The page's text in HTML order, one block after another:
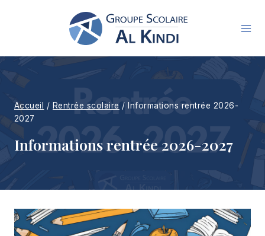
Accueil / Rentrée scolaire / Informations rentrée 2026-
2027
Informations rentrée 2026-2027